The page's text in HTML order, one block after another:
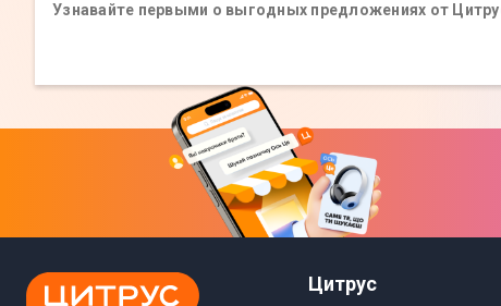
Узнавайте первыми о выгодных предложениях от
Цитрус